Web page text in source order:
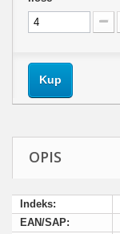
Kup
OPIS
Indeks:
EAN/SAP: